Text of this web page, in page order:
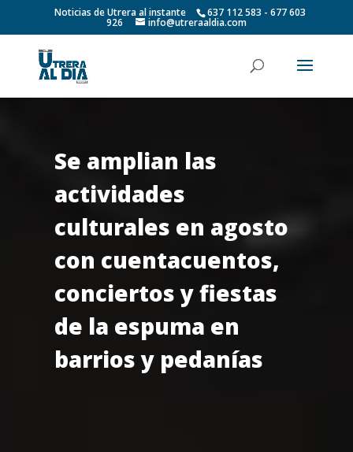
Noticias de Utrera al instante 637 112 583 - 677 603
926 info@utreraaldia.com
Se amplian las
actividades
culturales en agosto
con cuentacuentos,
conciertos y fiestas
de la espuma en
barrios y pedanías